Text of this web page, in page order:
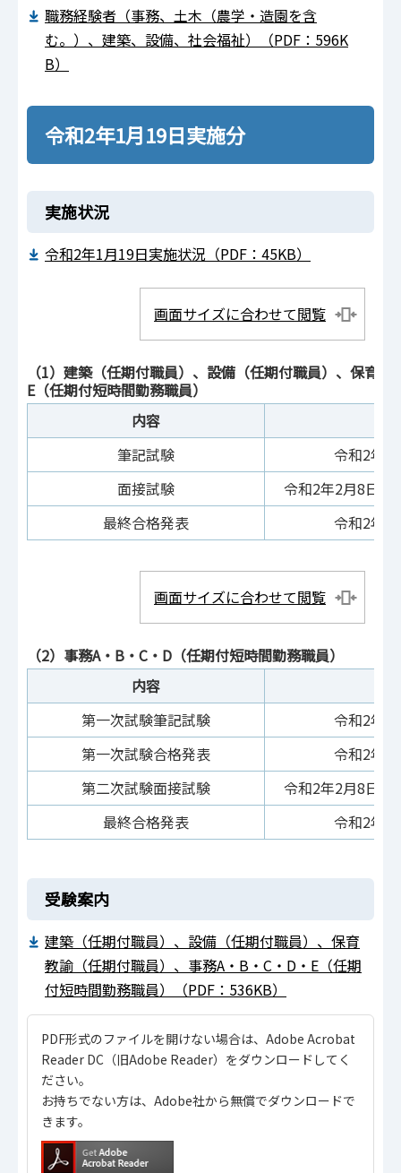
職務経験者（事務、土木（農学・造園を含
む。）、建築、設備、社会福祉）（PDF：596K
B）
令和2年1月19日実施分
実施状況
令和2年1月19日実施状況（PDF：45KB）
画面サイズに合わせて閲覧
（1）建築（任期付職員）、設備（任期付職員）、保育
E（任期付短時間勤務職員）
内容
筆記試験
令和2年1
面接試験
令和2年2月8日（
最終合格発表
令和2年2
画面サイズに合わせて閲覧
（2）事務A・B・C・D（任期付短時間勤務職員）
内容
第一次試験筆記試験
令和2年1
第一次試験合格発表
令和2年1
第二次試験面接試験
令和2年2月8日（
最終合格発表
令和2年2
受験案内
建築（任期付職員）、設備（任期付職員）、保育
教諭（任期付職員）、事務A・B・C・D・E（任期
付短時間勤務職員）（PDF：536KB）
PDF形式のファイルを開けない場合は、Adobe Acrobat
Reader DC（旧Adobe Reader）をダウンロードしてく
ださい。
お持ちでない方は、Adobe社から無償でダウンロードで
きます。